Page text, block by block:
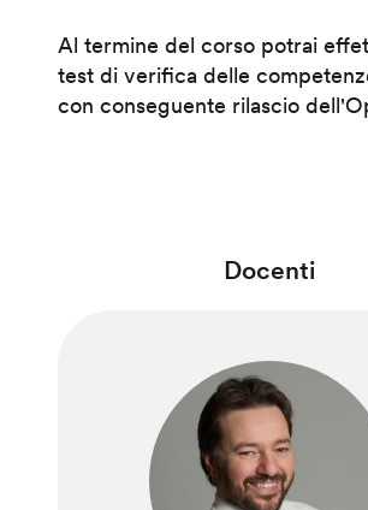
Al termine del corso potrai
test di verifica delle
con conseguente rilascio
Docenti